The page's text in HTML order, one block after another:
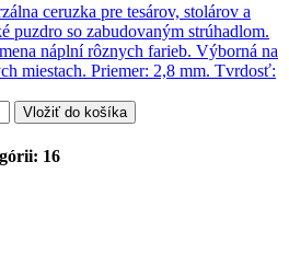
ceruzka pre tesárov, stolárov a
puzdro so zabudovaným strúhadlom.
náplní rôznych farieb. Výborná na
miestach. Priemer: 2,8 mm. Tvrdosť:
Vložiť do košíka
16